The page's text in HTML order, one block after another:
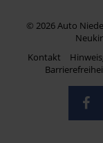
© 2026 Auto
Kontakt